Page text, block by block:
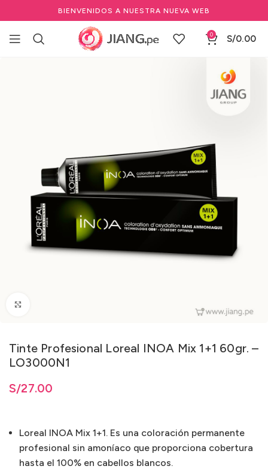
BIENVENIDOS A NUESTRA NUEVA WEB
0 S/0.00
Tinte Profesional Loreal INOA Mix 1+1 60gr. –
LO3000N1
S/27.00
S/27.00
Loreal INOA Mix 1+1. Es una coloración permanente
profesional sin amoníaco que proporciona cobertura
hasta el 100% en cabellos blancos.